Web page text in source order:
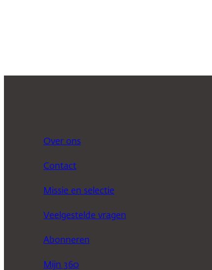
Over ons
Contact
Missie en selectie
Veelgestelde vragen
Abonneren
Mijn 360